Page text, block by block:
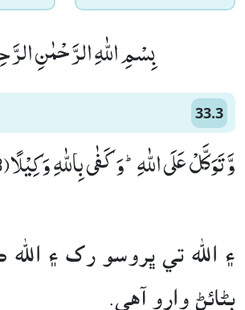
بِسْمِ اللّٰهِ الرَّحْمٰنِ
33.3
وَّ تَوَكَّلْ عَلَى اللّٰهِؕ-وَ كَفٰى بِاللّٰهِ وَكِیْلًا(3)
۽ الله تي ڀروسو رک ۽
بڻائڻ وارو آهي.